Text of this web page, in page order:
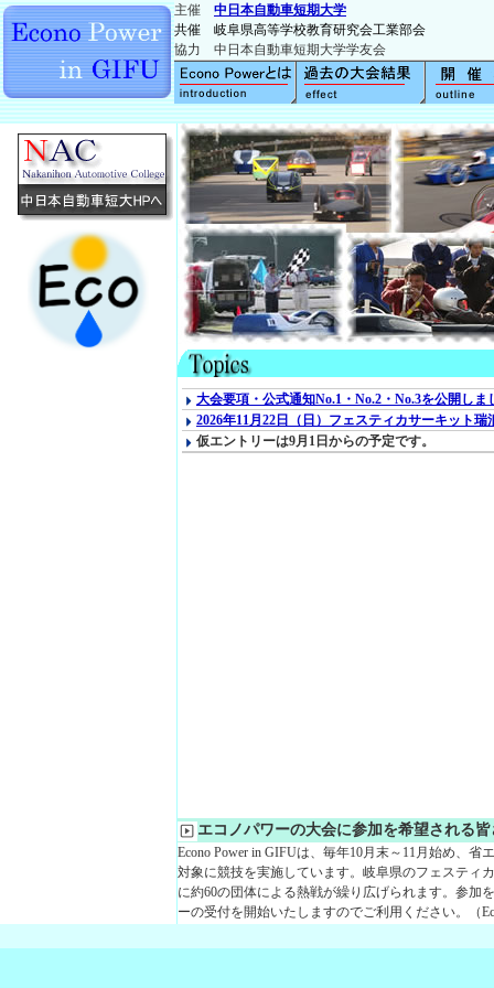
主催 中日本自動車短期大学
共催 岐阜県高等学校教育研究会工業部会
協力 中日本自動車短期大学学友会
大会要項・公式通知No.1・No.2・No.3を公開しま
2026年11月22日（日）フェスティカサーキット
仮エントリーは9月1日からの予定です。
エコノパワーの大会に参加を希望される
Econo Power in GIFUは、毎年10月末～11月始め、
対象に競技を実施しています。岐阜県のフェスティ
に約60の団体による熱戦が繰り広げられます。参加
ーの受付を開始いたしますのでご利用ください。（